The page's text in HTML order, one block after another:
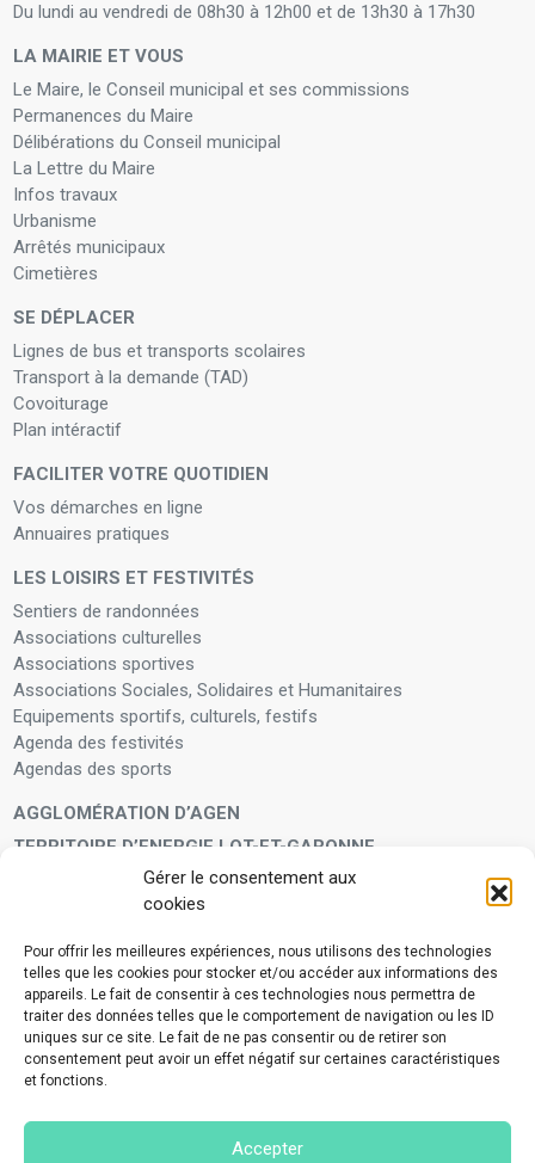
Gérer le consentement aux
cookies
Pour offrir les meilleures expériences, nous utilisons des technologies
telles que les cookies pour stocker et/ou accéder aux informations des
appareils. Le fait de consentir à ces technologies nous permettra de
traiter des données telles que le comportement de navigation ou les ID
uniques sur ce site. Le fait de ne pas consentir ou de retirer son
consentement peut avoir un effet négatif sur certaines caractéristiques
et fonctions.
Accepter
Du lundi au vendredi de 08h30 à 12h00 et de 13h30 à 17h30
LA MAIRIE ET VOUS
Le Maire, le Conseil municipal et ses commissions
Permanences du Maire
Délibérations du Conseil municipal
La Lettre du Maire
Infos travaux
Urbanisme
Arrêtés municipaux
Cimetières
SE DÉPLACER
Lignes de bus et transports scolaires
Transport à la demande (TAD)
Covoiturage
Plan intéractif
FACILITER VOTRE QUOTIDIEN
Vos démarches en ligne
Annuaires pratiques
LES LOISIRS ET FESTIVITÉS
Sentiers de randonnées
Associations culturelles
Associations sportives
Associations Sociales, Solidaires et Humanitaires
Equipements sportifs, culturels, festifs
Agenda des festivités
Agendas des sports
AGGLOMÉRATION D’AGEN
TERRITOIRE D’ENERGIE LOT-ET-GARONNE
Enfants et adolescents
VIVRE À VOS CÔTÉS
Service municipal d’aide administrative
Aide à la personne en difficulté
Télé-alerte